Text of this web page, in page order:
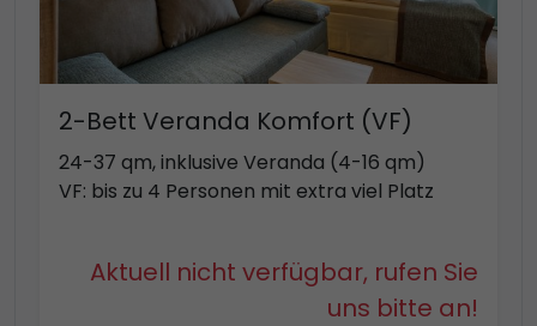
2-Bett Veranda Komfort (VF)
24-37 qm, inklusive Veranda (4-16 qm)
VF: bis zu 4 Personen mit extra viel Platz
Aktuell nicht verfügbar, rufen Sie
uns bitte an!